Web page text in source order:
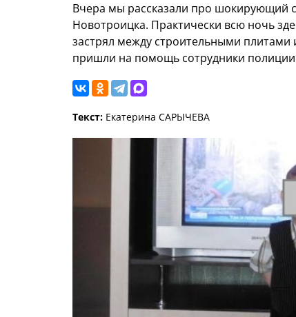
Вчера мы рассказали про шокирующий
Новотроицка. Практически всю ночь
застрял между строительными плитами
пришли на помощь сотрудники
Текст: Екатерина САРЫЧЕВА